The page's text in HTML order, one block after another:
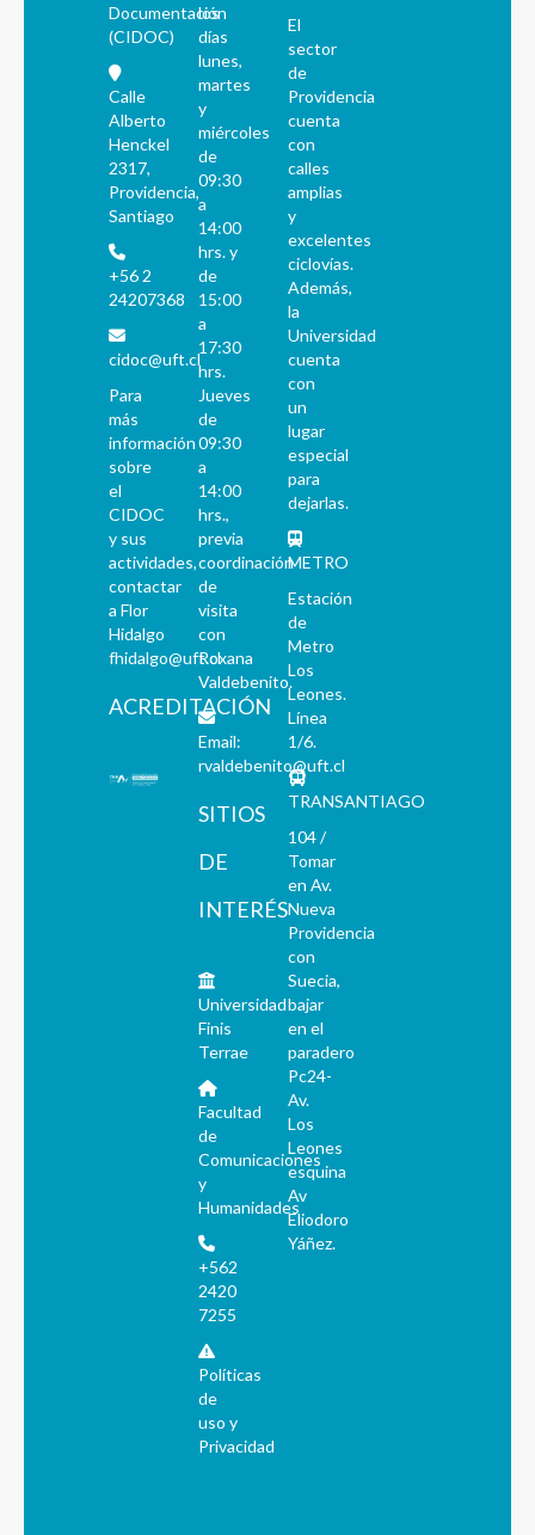
Documentación
(CIDOC)
Calle
Alberto
Henckel
2317,
Providencia,
Santiago
+56 2
24207368
cidoc@uft.cl
Para
más
información
sobre
el
CIDOC
y sus
actividades,
contactar
a Flor
Hidalgo
fhidalgo@uft.cl
ACREDITACIÓN
los
días
lunes,
martes
y
miércoles
de
09:30
a
14:00
hrs. y
de
15:00
a
17:30
hrs.
Jueves
de
09:30
a
14:00
hrs.,
previa
coordinación
de
visita
con
Roxana
Valdebenito.
Email:
rvaldebenito@uft.cl
SITIOS
DE
INTERÉS
Universidad
Finis
Terrae
Facultad
de
Comunicaciones
y
Humanidades
+562
2420
7255
Políticas
de
uso y
Privacidad
El
sector
de
Providencia
cuenta
con
calles
amplias
y
excelentes
ciclovías.
Además,
la
Universidad
cuenta
con
un
lugar
especial
para
dejarlas.
METRO
Estación
de
Metro
Los
Leones.
Línea
1/6.
TRANSANTIAGO
104 /
Tomar
en Av.
Nueva
Providencia
con
Suecia,
bajar
en el
paradero
Pc24-
Av.
Los
Leones
esquina
Av
Eliodoro
Yáñez.